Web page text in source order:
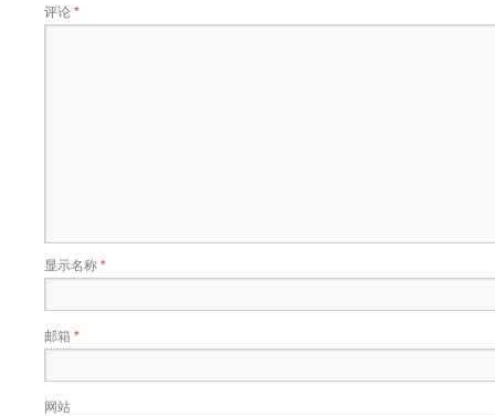
评论*
显示名称*
邮箱 *
网站